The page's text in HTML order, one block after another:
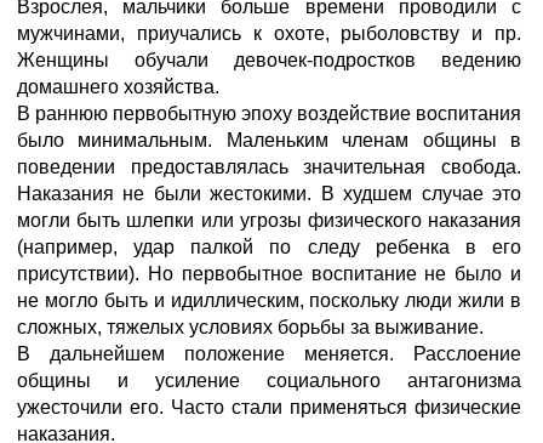
Взрослея, мальчики больше времени проводили с
мужчинами, приучались к охоте, рыболовству и пр.
Женщины обучали девочек-подростков ведению
домашнего хозяйства.
В раннюю первобытную эпоху воздействие воспитания
было минимальным. Маленьким членам общины в
поведении предоставлялась значительная свобода.
Наказания не были жестокими. В худшем случае это
могли быть шлепки или угрозы физического наказания
(например, удар палкой по следу ребенка в его
присутствии). Но первобытное воспитание не было и
не могло быть и идиллическим, поскольку люди жили в
сложных, тяжелых условиях борьбы за выживание.
В дальнейшем положение меняется. Расслоение
общины и усиление социального антагонизма
ужесточили его. Часто стали применяться физические
наказания.